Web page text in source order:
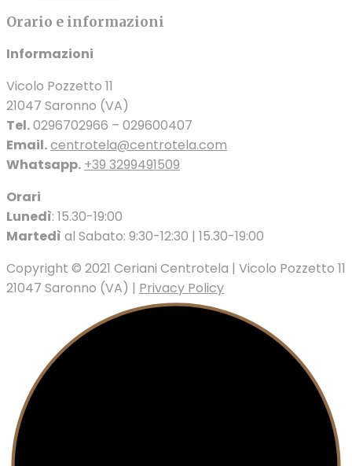
Orario e informazioni
Informazioni
Vicolo Pozzetto 11
21047 Saronno (VA)
Tel.0296702966 – 029600407
Email.centrotela@centrotela.com
Whatsapp. +39 3299491509
Orari
Lunedì: 15.30-19:00
Martedì al Sabato: 9:30-12:30 | 15.30-19:00
Copyright © 2021 Ceriani Centrotela | Vicolo Pozzetto 11
21047 Saronno (VA) | Privacy Policy